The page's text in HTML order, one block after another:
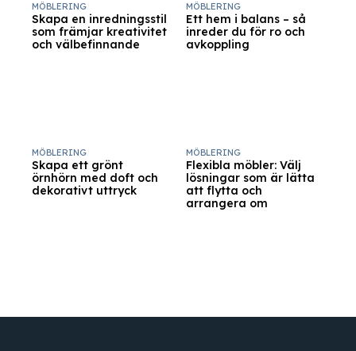
Skapa en inredningsstil
som främjar kreativitet
och välbefinnande
MÖBLERING
Ett hem i balans – så
inreder du för ro och
avkoppling
MÖBLERING
Skapa ett grönt
örnhörn med doft och
dekorativt uttryck
MÖBLERING
Flexibla möbler: Välj
lösningar som är lätta
att flytta och
arrangera om
MÖBLERING